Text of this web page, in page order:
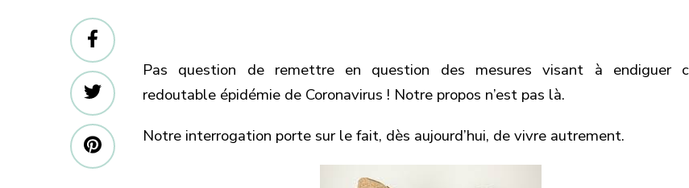
On
est
à
Pas question de remettre en question des mesures visant à endiguer
redoutable épidémie de Coronavirus ! Notre propos n’est pas là.
Notre interrogation porte sur le fait, dès aujourd’hui, de vivre autrement.